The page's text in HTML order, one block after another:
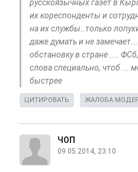
русскоязычных газет в
их кореспонденты и
на их службы..только
даже думать и не
обстановку в стране ....
слова специально, чтоб ...
быстрее
ЦИТИРОВАТЬ ЖАЛОБА
ЧОП
09.05.2014, 23:10